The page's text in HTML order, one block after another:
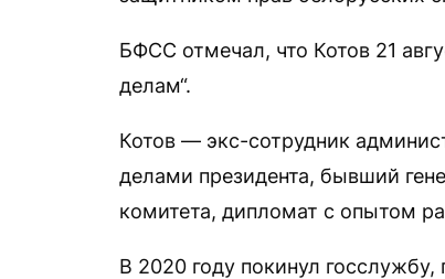
БФСС отмечал, что Котов 21
делам“.
Котов — экс-сотрудник
делами президента, бывший
комитета, дипломат с опытом
В 2020 году покинул